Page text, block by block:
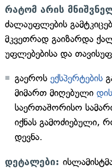
რატომ არის
ძალაუფლების
მკვეთრად გაიზარდა
უფლებებისა და
გაეროს ექსპერტების
მიმართ მიღებული
საერთაშორისო
იქნას
დევნა.
დეტალები: